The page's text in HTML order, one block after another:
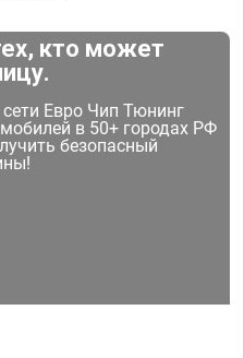
кто может
Евро Чип Тюнинг
в 50+ городах РФ
безопасный